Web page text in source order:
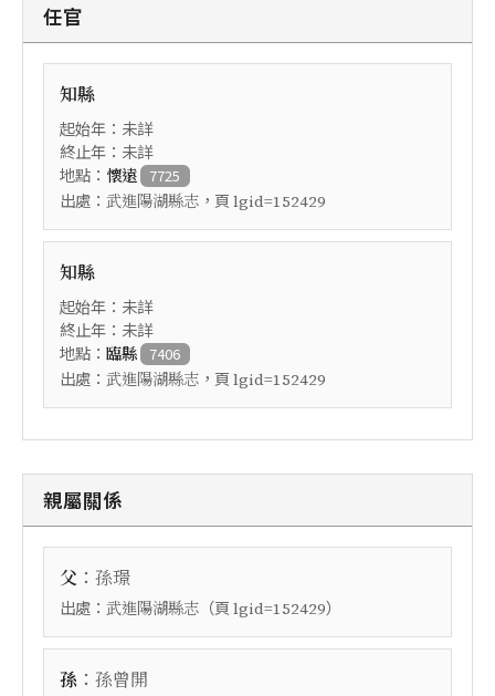
任官
知縣
起始年：未詳
終止年：未詳
地點： 懷遠 7725
出處： 武進陽湖縣志 ，頁 lgid=152429
知縣
起始年：未詳
終止年：未詳
地點： 臨縣 7406
出處： 武進陽湖縣志 ，頁 lgid=152429
親屬關係
父 ： 孫璟
出處： 武進陽湖縣志 （頁 lgid=152429）
孫 ： 孫曾開